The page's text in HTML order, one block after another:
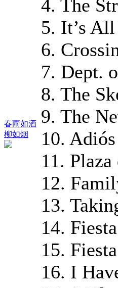
春雨如酒
柳如烟
4. The
5. It’s
6.
7. Dept.
8. The
9. The
10.
11.
12.
13.
14.
15.
16. I